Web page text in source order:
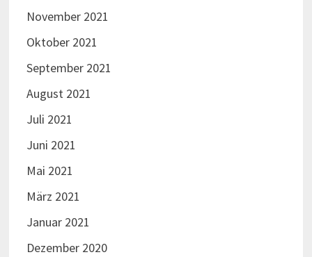
November 2021
Oktober 2021
September 2021
August 2021
Juli 2021
Juni 2021
Mai 2021
März 2021
Januar 2021
Dezember 2020